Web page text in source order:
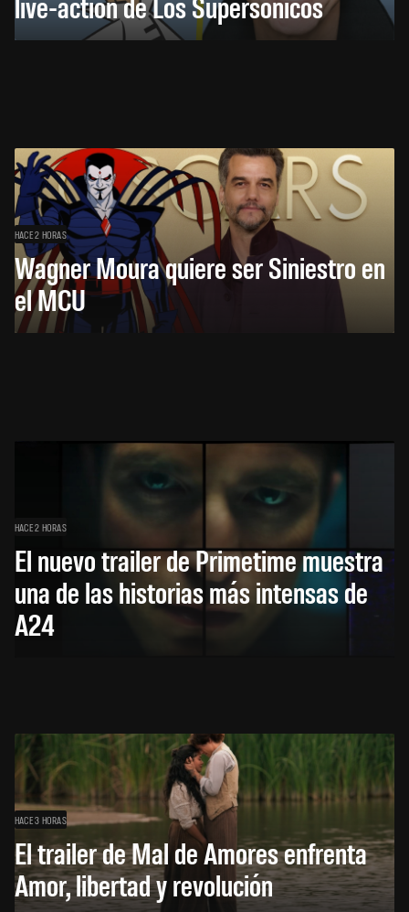
HACE 2 HORAS
Wagner Moura quiere ser Siniestro en
el MCU
HACE 2 HORAS
El nuevo trailer de Primetime muestra
una de las historias más intensas de
A24
HACE 3 HORAS
El trailer de Mal de Amores enfrenta
Amor, libertad y revolución